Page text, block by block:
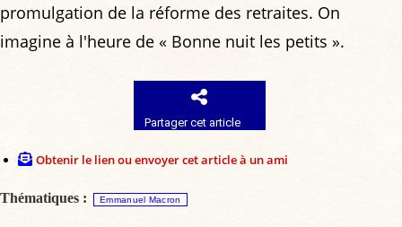
promulgation de la réforme des retraites. On
imagine à l'heure de « Bonne nuit les petits ».
Partager cet article
Obtenir le lien ou envoyer cet article à un ami
Thématiques : Emmanuel Macron